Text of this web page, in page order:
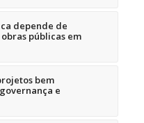
depende de
públicas em
bem
e